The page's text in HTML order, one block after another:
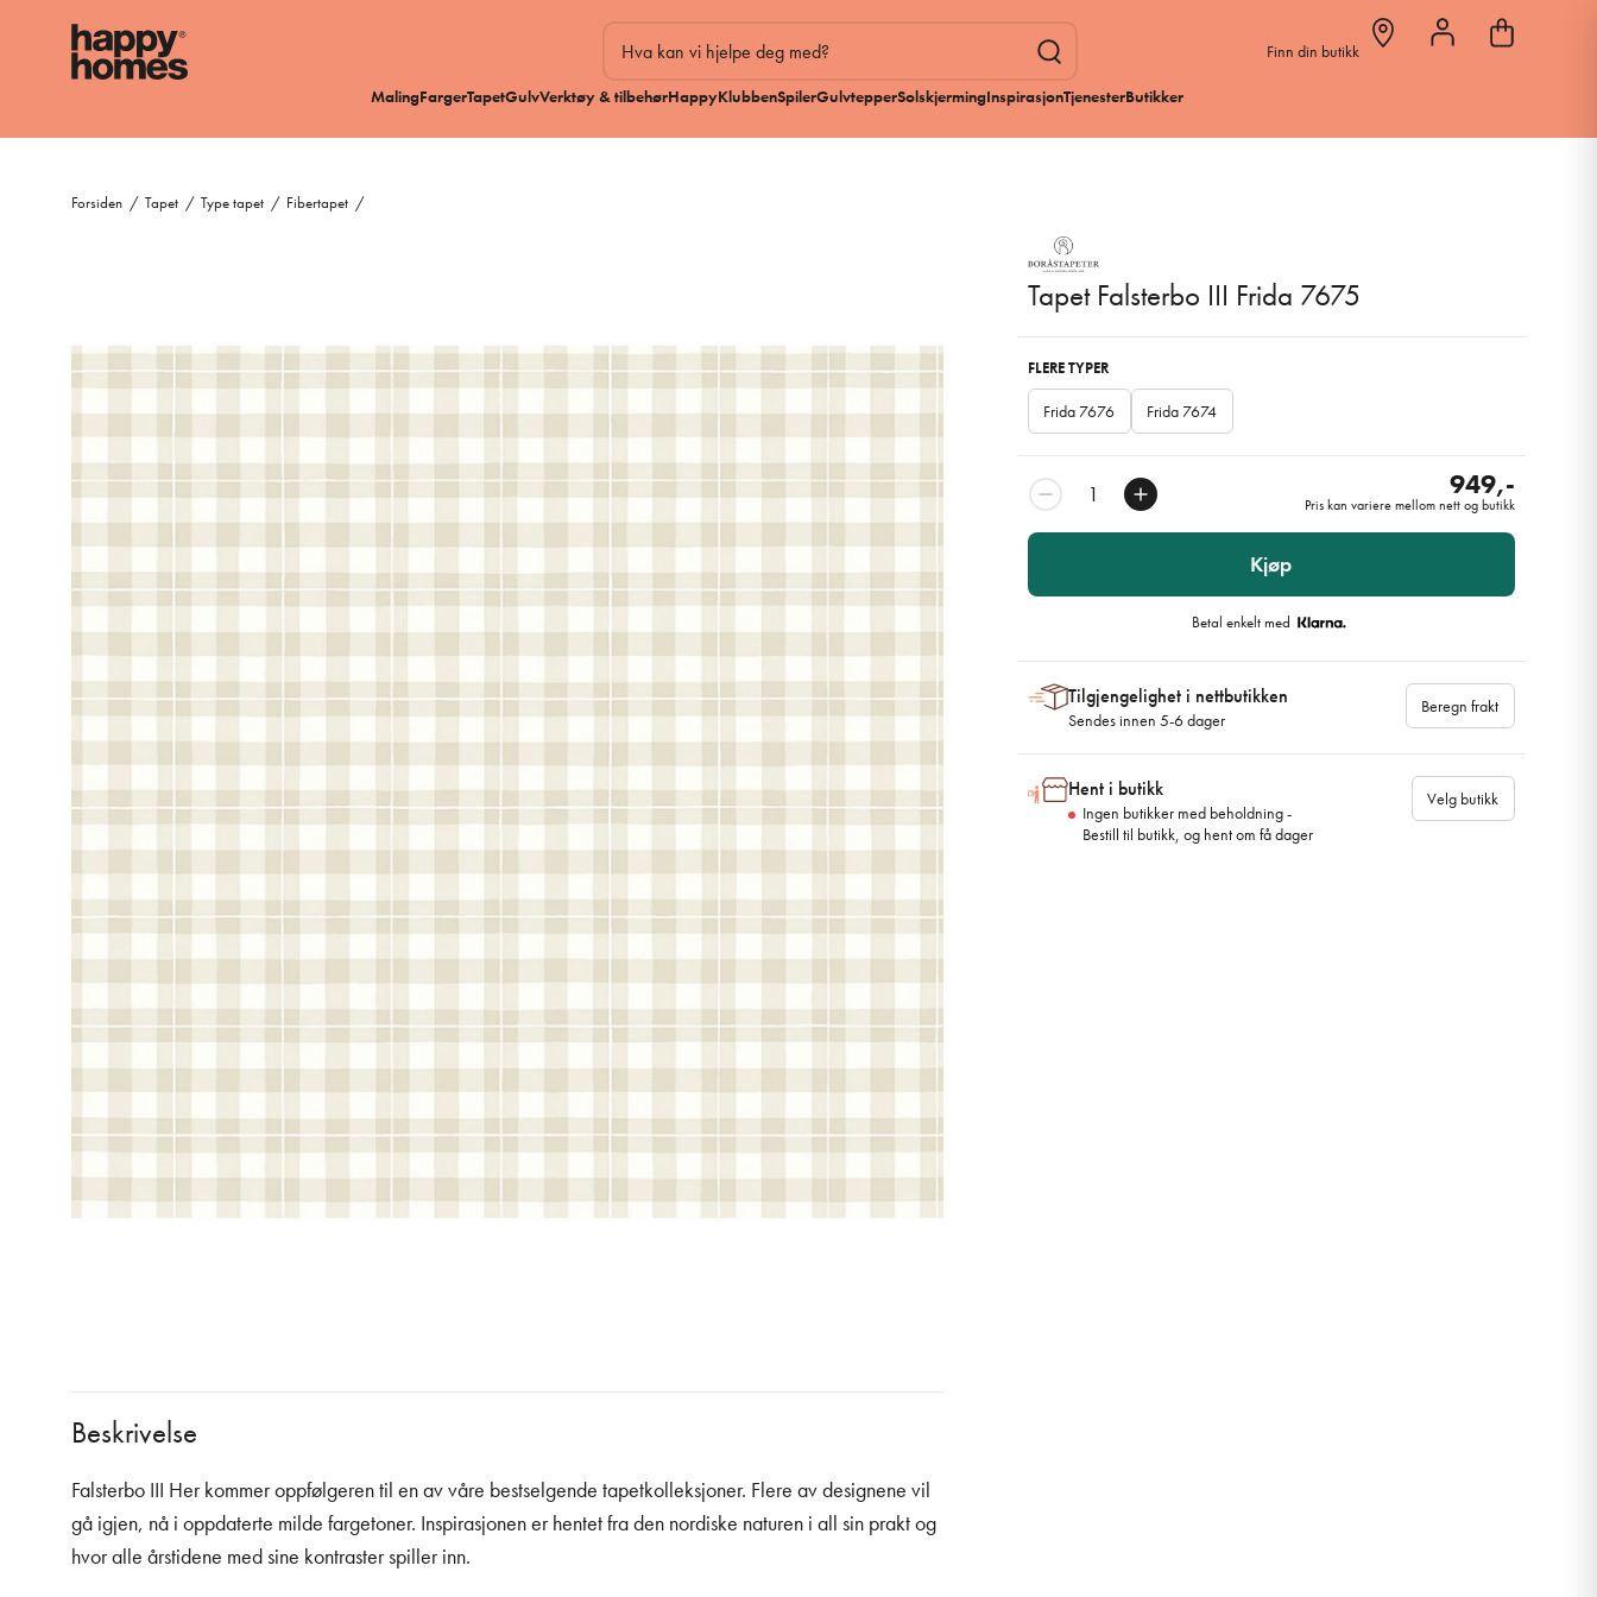
Finn din butikk
MalingFargerTapetGulvVerktøy & tilbehørHappyKlubbenSpilerGulvtepperSolskjermingInspirasjonTjenesterButikker
Forsiden / Tapet / Type tapet / Fibertapet /
Tapet Falsterbo III Frida 7675
FLERE TYPER
Frida 7676 Frida 7674
949,-
Pris kan variere mellom nett og butikk
Kjøp
Betal enkelt med
Tilgjengelighet i nettbutikken
Sendes innen 5-6 dager
Beregn frakt
Hent i butikk
Ingen butikker med beholdning -
Bestill til butikk, og hent om få dager
Velg butikk
Beskrivelse
Falsterbo III Her kommer oppfølgeren til en av våre bestselgende tapetkolleksjoner. Flere av designene vil
gå igjen, nå i oppdaterte milde fargetoner. Inspirasjonen er hentet fra den nordiske naturen i all sin prakt og
hvor alle årstidene med sine kontraster spiller inn.